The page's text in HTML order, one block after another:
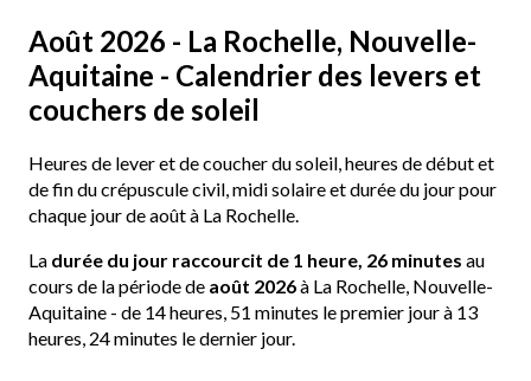
Août 2026 - La Rochelle, Nouvelle-
Aquitaine - Calendrier des levers et
couchers de soleil
Heures de lever et de coucher du soleil, heures de début et
de fin du crépuscule civil, midi solaire et durée du jour pour
chaque jour de août à La Rochelle.
La durée du jour raccourcit de 1 heure, 26 minutes au
cours de la période de août 2026à La Rochelle, Nouvelle-
Aquitaine - de 14 heures, 51 minutes le premier jour à 13
heures, 24 minutes le dernier jour.